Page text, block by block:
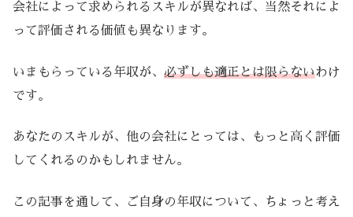
会社によって求められるスキルが異なれば、当然それによ
って評価される価値も異なります。
いまもらっている年収が、 必ずしも適正とは限らないわけ
です。
あなたのスキルが、他の会社にとっては、もっと高く評価
してくれるのかもしれません。
この記事を通して、ご自身の年収について、ちょっと考え